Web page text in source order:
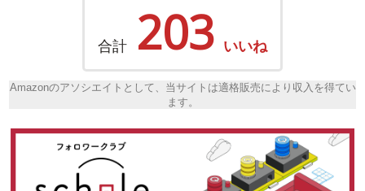
合計 203 いいね
Amazonのアソシエイトとして、当サイトは適格販売により収入を得てい
ます。